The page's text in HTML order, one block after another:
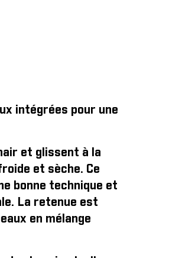
intégrées pour une
et glissent à la
et sèche. Ce
bonne technique et
La retenue est
en mélange